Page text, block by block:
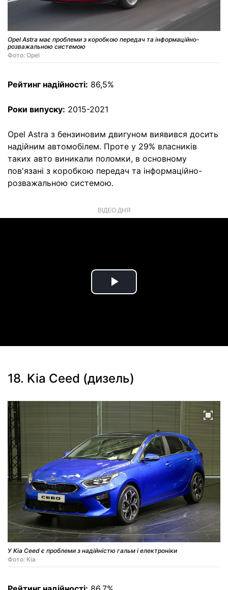
Opel Astra має проблеми з коробкою передач та інформаційно-
розважальною системою
Фото: Opel
Рейтинг надійності: 86,5%
Роки випуску: 2015-2021
Opel Astra з бензиновим двигуном виявився досить
надійним автомобілем. Проте у 29% власників
таких авто виникали поломки, в основному
пов'язані з коробкою передач та інформаційно-
розважальною системою.
ВІДЕО ДНЯ
Play
18. Kia Ceed (дизель)
У Kia Ceed є проблеми з надійністю гальм і електроніки
Фото: Kia